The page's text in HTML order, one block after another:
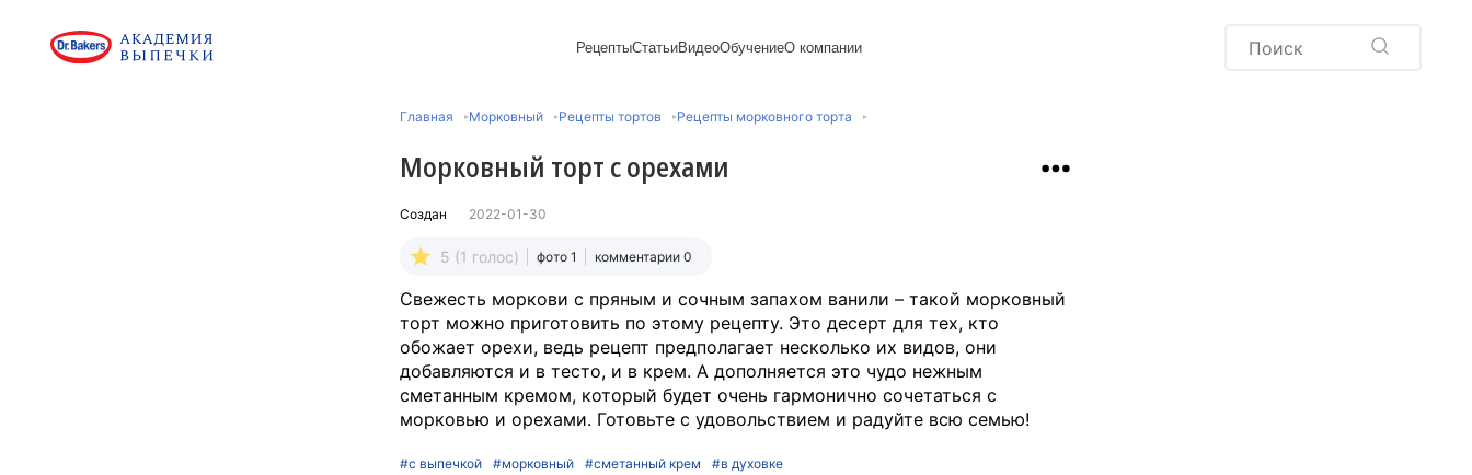
Рецепты
Рецепты блинов
Сезонная выпечка
Пасхальная выпечка
Торты рецепты
Варенья и соленья
Статьи
Лайфхаки
Выпечка и тесто
выпечка
закуски
ВидеоОбучениеО компании
Контакты
Главная Морковный Рецепты тортов Рецепты морковного торта
Морковный торт с орехами
Создан 2022-01-30
5 (1 голос) фото 1 комментарии 0
Свежесть моркови с пряным и сочным запахом ванили – такой морковный
торт можно приготовить по этому рецепту. Это десерт для тех, кто
обожает орехи, ведь рецепт предполагает несколько их видов, они
добавляются и в тесто, и в крем. А дополняется это чудо нежным
сметанным кремом, который будет очень гармонично сочетаться с
морковью и орехами. Готовьте с удовольствием и радуйте всю семью!
#с выпечкой #морковный #сметанный крем #в духовке